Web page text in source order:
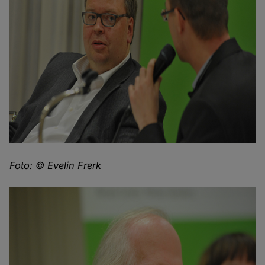
Foto: © Evelin Frerk